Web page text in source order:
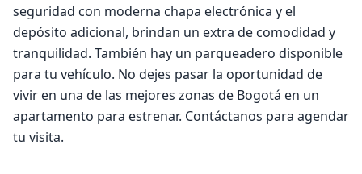
seguridad con moderna chapa electrónica y el
depósito adicional, brindan un extra de comodidad y
tranquilidad. También hay un parqueadero disponible
para tu vehículo. No dejes pasar la oportunidad de
vivir en una de las mejores zonas de Bogotá en un
apartamento para estrenar. Contáctanos para agendar
tu visita.